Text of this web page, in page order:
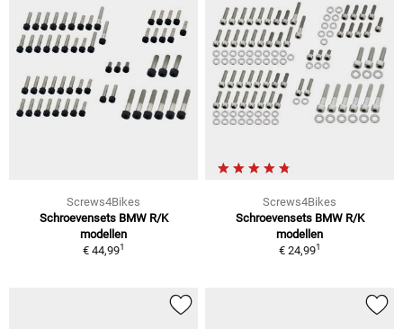
Screws4Bikes
Schroevensets BMW R/K
modellen
€ 44,991
Screws4Bikes
Schroevensets BMW R/K
modellen
€ 24,991